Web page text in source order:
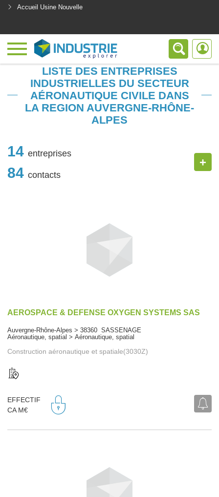
Accueil Usine Nouvelle
LISTE DES ENTREPRISES
INDUSTRIELLES DU SECTEUR
AÉRONAUTIQUE CIVILE DANS
LA REGION AUVERGNE-RHÔNE-
ALPES
14 entreprises
84 contacts
+
AEROSPACE & DEFENSE OXYGEN SYSTEMS SAS
Auvergne-Rhône-Alpes > 38360 SASSENAGE
Aéronautique, spatial > Aéronautique, spatial
Construction aéronautique et spatiale(3030Z)
EFFECTIF
CA M€